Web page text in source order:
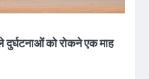
को रोकने एक माह